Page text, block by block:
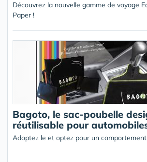
Découvrez la nouvelle gamme de voyage
Paper !
Bagoto, le sac-poubelle
réutilisable pour
Adoptez le et optez pour un